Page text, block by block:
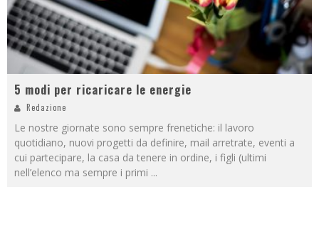
5 modi per ricaricare le energie
Redazione
Le nostre giornate sono sempre frenetiche: il lavoro
quotidiano, nuovi progetti da definire, mail arretrate, eventi a
cui partecipare, la casa da tenere in ordine, i figli (ultimi
nell’elenco ma sempre i primi ...